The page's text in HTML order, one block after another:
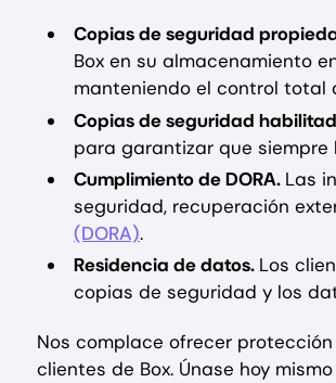
Copias de seguridad
Box en su almacenamiento
manteniendo el control total
Copias de seguridad
para garantizar que
Cumplimiento de DORA. Las
seguridad, recuperación
(DORA).
Residencia de datos. Los
copias de seguridad y los
Nos complace ofrecer
clientes de Box. Únase hoy